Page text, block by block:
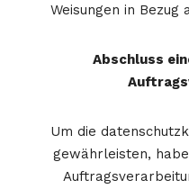
Weisungen in
Abschluss
Um die
gewährleisten,